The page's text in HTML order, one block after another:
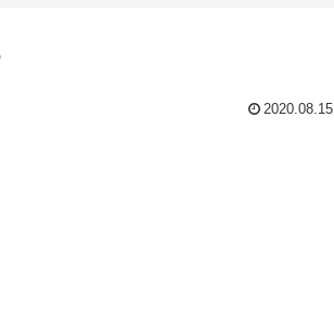
2020.08.15